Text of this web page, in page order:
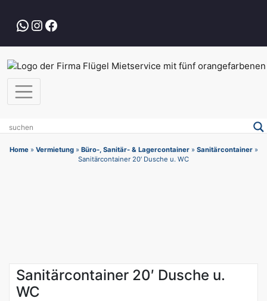
springenWhatsApp
Instagram
Facebook
Home» Vermietung» Büro-, Sanitär- & Lagercontainer» Sanitärcontainer»
Sanitärcontainer 20′ Dusche u. WC
Sanitärcontainer 20′ Dusche u.
WC